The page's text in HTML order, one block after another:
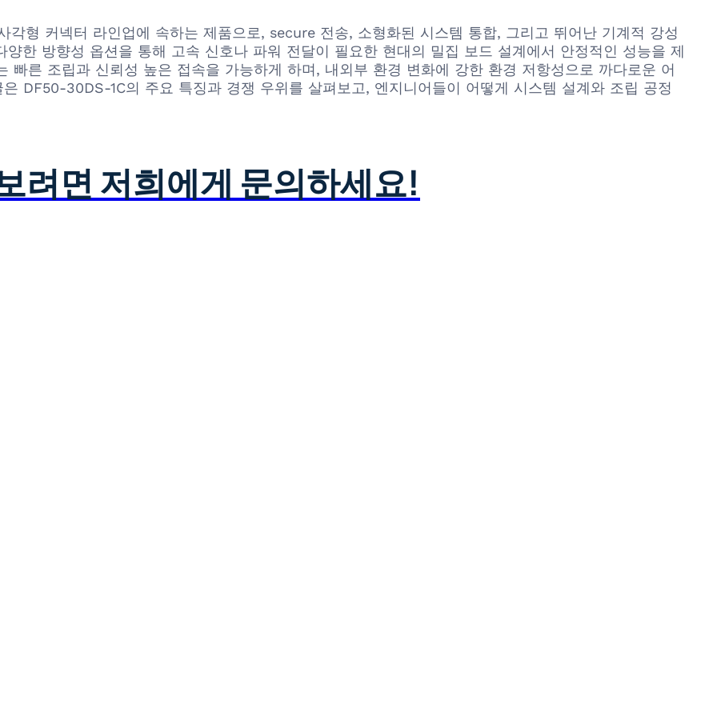
형 커넥터 라인업에 속하는 제품으로, secure 전송, 소형화된 시스템 통합, 그리고 뛰어난 기계적 강성
한 방향성 옵션을 통해 고속 신호나 파워 전달이 필요한 현대의 밀집 보드 설계에서 안정적인 성능을 제
빠른 조립과 신뢰성 높은 접속을 가능하게 하며, 내외부 환경 변화에 강한 환경 저항성으로 까다로운 어
DF50-30DS-1C의 주요 특징과 경쟁 우위를 살펴보고, 엔지니어들이 어떻게 시스템 설계와 조립 공정
려면 저희에게 문의하세요!